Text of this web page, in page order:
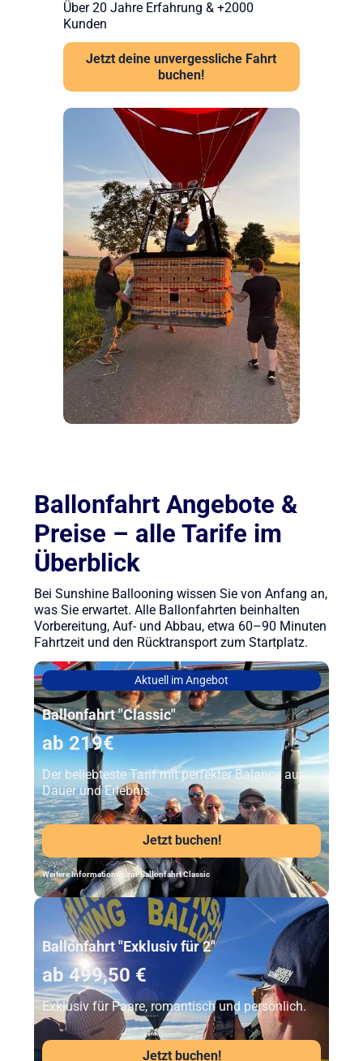
Über 20 Jahre Erfahrung & +2000
Kunden
Jetzt deine unvergessliche Fahrt
buchen!
Ballonfahrt Angebote &
Preise – alle Tarife im
Überblick
Bei Sunshine Ballooning wissen Sie von Anfang an,
was Sie erwartet. Alle Ballonfahrten beinhalten
Vorbereitung, Auf- und Abbau, etwa 60–90 Minuten
Fahrtzeit und den Rücktransport zum Startplatz.
Aktuell im Angebot
Ballonfahrt "Classic"
ab 219€
Der beliebteste Tarif mit perfekter Balance aus
Dauer und Erlebnis.
Jetzt buchen!
Weitere Informationen zur Ballonfahrt Classic
Unser Beststeller
Ballonfahrt "Exklusiv für 2"
ab 499,50 €
Exklusiv für Paare, romantisch und persönlich.
Jetzt buchen!